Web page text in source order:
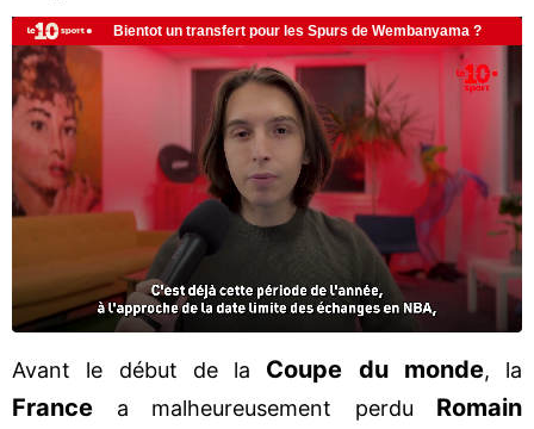
Avant le début de la Coupe du monde, la
France a malheureusement perdu Romain